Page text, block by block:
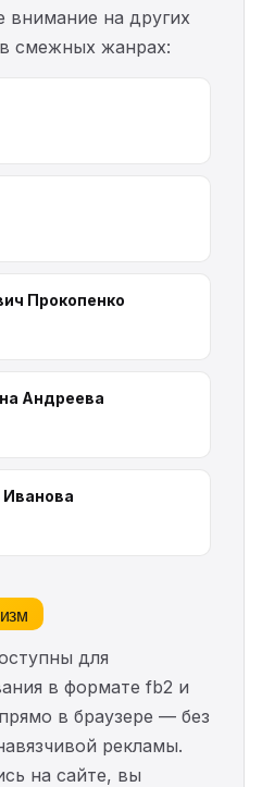
внимание на других
смежных жанрах:
Прокопенко
Андреева
для
в формате fb2 и
в браузере — без
рекламы.
на сайте, вы